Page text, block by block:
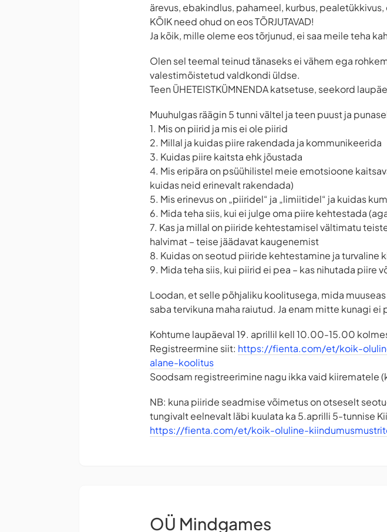
ärevus, ebakindlus, pahameel, kurbus, pealetükkivus,
KÕIK need ohud on eos TÕRJUTAVAD!
Ja kõik, mille oleme eos tõrjunud, ei saa meile teha
Olen sel teemal teinud tänaseks ei vähem ega
valestimõistetud valdkondi üldse.
Teen ÜHETEISTKÜMNENDA katsetuse, seekord
Muuhulgas räägin 5 tunni vältel ja teen puust ja
1. Mis on piirid ja mis ei ole piirid
2. Millal ja kuidas piire rakendada ja kommunikeerida
3. Kuidas piire kaitsta ehk jõustada
4. Mis eripära on psüühilistel meie emotsioone
kuidas neid erinevalt rakendada)
5. Mis erinevus on „piiridel“ ja „limiitidel“ ja kuidas
6. Mida teha siis, kui ei julge oma piire kehtestada
7. Kas ja millal on piiride kehtestamisel vältimatu
halvimat – teise jäädavat kaugenemist
8. Kuidas on seotud piiride kehtestamine ja
9. Mida teha siis, kui piirid ei pea – kas nihutada piire
Loodan, et selle põhjaliku koolitusega, mida
saba tervikuna maha raiutud. Ja enam mitte kunagi
Kohtume laupäeval 19. aprillil kell 10.00-15.00
Registreermine siit: https://fienta.com/et/koik-
alane-koolitus
Soodsam registreerimine nagu ikka vaid kiirematele
NB: kuna piiride seadmise võimetus on otseselt
tungivalt eelnevalt läbi kuulata ka 5.aprilli 5-tunnise
https://fienta.com/et/koik-oluline-
OÜ Mindgames